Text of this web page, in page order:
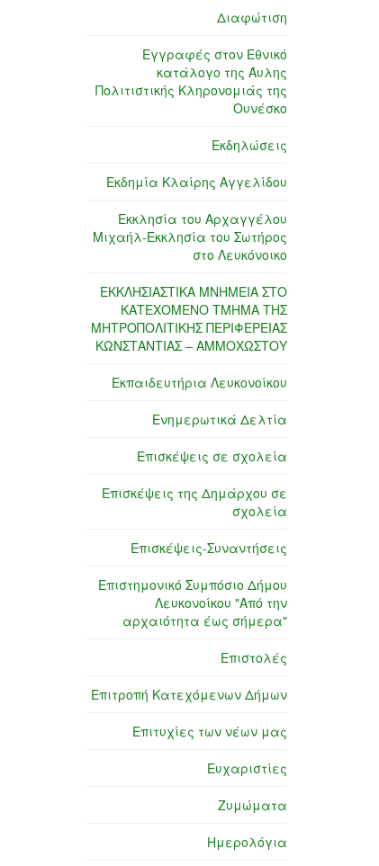
Διαφώτιση
Εγγραφές στον Εθνικό
κατάλογο της Άυλης
Πολιτιστικής Κληρονομιάς της
Ουνέσκο
Εκδηλώσεις
Εκδημία Κλαίρης Αγγελίδου
Εκκλησία του Αρχαγγέλου
Μιχαήλ-Εκκλησία του Σωτήρος
στο Λευκόνοικο
ΕΚΚΛΗΣΙΑΣΤΙΚΑ ΜΝΗΜΕΙΑ ΣΤΟ
ΚΑΤΕΧΟΜΕΝΟ ΤΜΗΜΑ ΤΗΣ
ΜΗΤΡΟΠΟΛΙΤΙΚΗΣ ΠΕΡΙΦΕΡΕΙΑΣ
ΚΩΝΣΤΑΝΤΙΑΣ – ΑΜΜΟΧΩΣΤΟΥ
Εκπαιδευτήρια Λευκονοίκου
Ενημερωτικά Δελτία
Επισκέψεις σε σχολεία
Επισκέψεις της Δημάρχου σε
σχολεία
Επισκέψεις-Συναντήσεις
Επιστημονικό Συμπόσιο Δήμου
Λευκονοίκου "Από την
αρχαιότητα έως σήμερα"
Επιστολές
Επιτροπή Κατεχόμενων Δήμων
Επιτυχίες των νέων μας
Ευχαριστίες
Ζυμώματα
Ημερολόγια